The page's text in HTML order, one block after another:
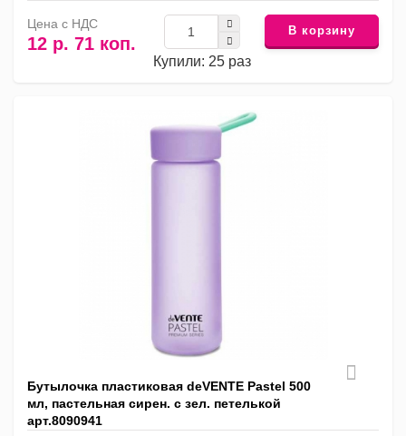
Цена с НДС
12 р. 71 коп.
Купили: 25 раз
В корзину
Бутылочка пластиковая deVENTE Pastel 500
мл, пастельная сирен. c зел. петелькой
арт.8090941